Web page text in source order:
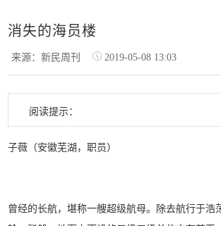
消失的海员楼
来源：新民周刊 2019-05-08 13:03
阅读提示：
子薇（安徽芜湖，职员）
曾经的长航，堪称一艘超级航母。除去航行于浩